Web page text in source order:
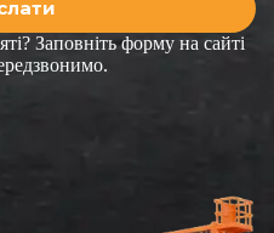
Заповніть форму на сайті